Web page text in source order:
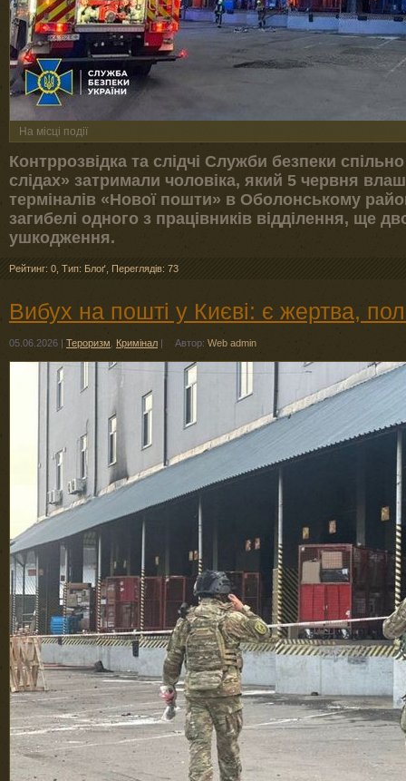
На місці події
Контррозвідка та слідчі Служби безпеки
слідах» затримали чоловіка, який 5 червня
терміналів «Нової пошти» в Оболонському
загибелі одного з працівників відділення, ще
ушкодження.
Рейтинг: 0 Тип: Блоґ Переглядів: 73
Вибух на пошті у Києві: є жертва,
05.06.2026 |Тероризм Кримінал | Автор: Web admin